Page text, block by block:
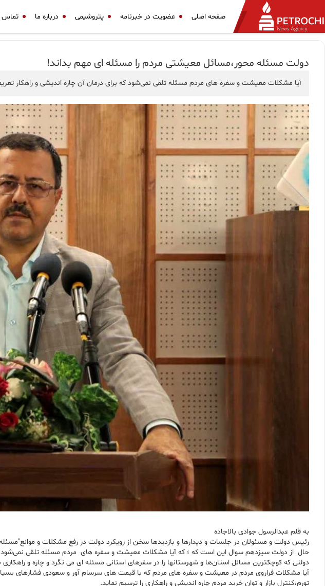
صفحه اصلی عضویت در خبرنامه پتروشیمی درباره ما تماس
دولت مسئله محور،مسائل معیشتی مردم را مسئله ای مهم بداند!
آیا مشکلات معیشت و سفره های مردم مسئله تلقی نمی‌شود که برای درمان آن چاره اندیشی و راهکار
به قلم عبدالرسول جوادی بالاجاده
رئیس دولت و مسئولان در جلسات و دیدارها و بازدیدها سخن از رویکرد دولت در رفع مشکلات و موانع"مسئله
حال از دولت سیزدهم سوال این است که ؛ که آیا مشکلات معیشت و سفره های مردم مسئله تلقی نمی‌شود
دولتی که کوچکترین مسائل استان‌ها و شهرستانها را در سفرهای استانی مسئله ای می نگرد و چاره و راهکاری
آیا مشکلات فراروی مردم در معیشت و سفره های مردم که با قیمت های سرسام آور و سعودی فشارهای بسیاری
تورم،کنترل بازار و توان خرید مردم چاره اندیشی و راهکاری را ترسیم نماید.